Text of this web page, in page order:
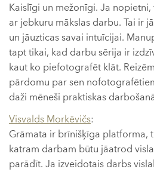
Kaislīgi un mežonīgi. Ja
ar jebkuru mākslas darbu. Tai ir
un jāuzticas savai intuīcijai.
tapt tikai, kad darbu sērija ir
kaut ko piefotografēt klāt.
pārdomu par sen
daži mēneši praktiskas
Visvalds Morkēvičs:
Grāmata ir brīnišķīga platforma,
katram darbam būtu jāatrod
parādīt. Ja izveidotais darbs